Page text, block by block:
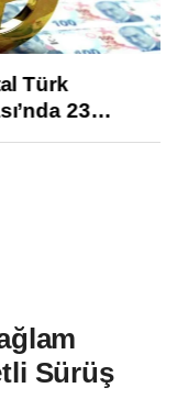
Türk
23
üçüncü faza
Sürüş